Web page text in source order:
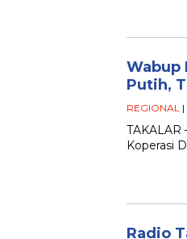
Wabup
Putih,
REGIONAL
TAKALAR
Koperasi
Radio